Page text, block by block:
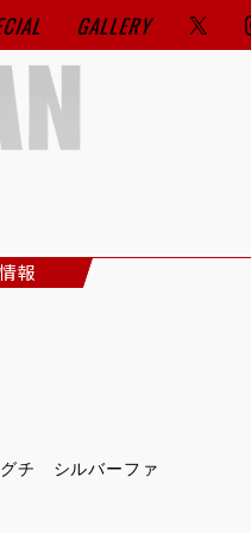
GALLERY
報
チ シルバーファ